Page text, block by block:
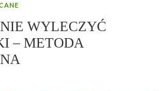
WYLECZYĆ
– METODA